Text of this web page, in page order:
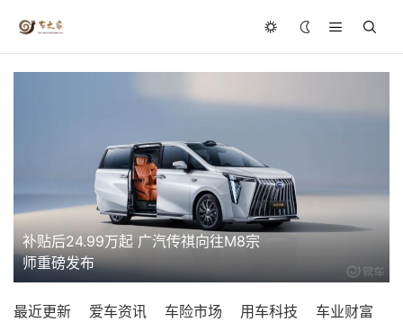
补贴后24.99万起 广汽传祺向往M8宗
师重磅发布
最近更新 爱车资讯 车险市场 用车科技 车业财富